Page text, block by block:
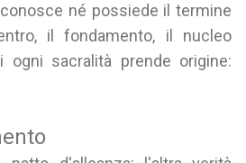
né possiede il termine
il fondamento, il nucleo
ogni sacralità prende origine: